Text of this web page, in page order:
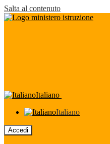
Salta al contenuto
Italiano
Italiano
Accedi